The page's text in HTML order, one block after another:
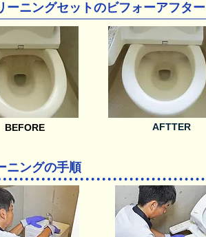
ーニングセットのビフォーアフター
BEFORE AFTTER
ニングの手順